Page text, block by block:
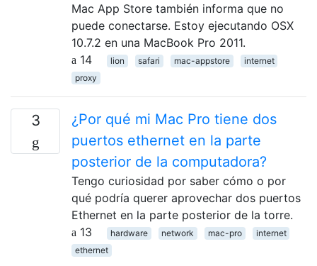
Mac App Store también informa que no
puede conectarse. Estoy ejecutando OSX
10.7.2 en una MacBook Pro 2011.
14
lion safari mac-appstore
internet
proxy
3
¿Por qué mi Mac Pro tiene dos
puertos ethernet en la parte
posterior de la computadora?
Tengo curiosidad por saber cómo o por
qué podría querer aprovechar dos puertos
Ethernet en la parte posterior de la torre.
13
hardware network mac-pro
internet
ethernet